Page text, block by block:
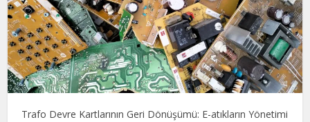
Trafo Devre Kartlarının Geri Dönüşümü: E-atıkların Yönetimi